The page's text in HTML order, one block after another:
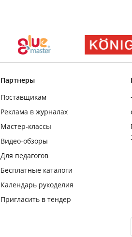
Партнеры
Поставщикам
Реклама в журналах
Мастер-классы
Видео-обзоры
Для педагогов
Бесплатные каталоги
Календарь рукоделия
Пригласить в тендер